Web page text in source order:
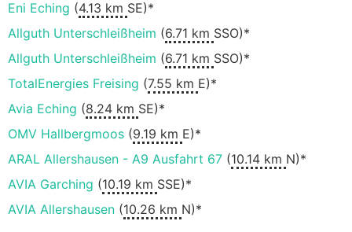
Eni Eching (4.13 km SE)*
Allguth Unterschleißheim (6.71 km SSO)*
Allguth Unterschleißheim (6.71 km SSO)*
TotalEnergies Freising (7.55 km E)*
Avia Eching (8.24 km SE)*
OMV Hallbergmoos (9.19 km E)*
ARAL Allershausen - A9 Ausfahrt 67 (10.14 km N)*
AVIA Garching (10.19 km SSE)*
AVIA Allershausen (10.26 km N)*